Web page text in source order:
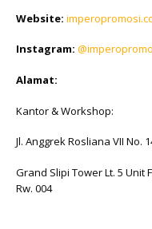
Website:
Instagram:
Alamat:
Kantor & Workshop:
Jl. Anggrek Rosliana VII No.
Grand Slipi Tower Lt. 5 Unit
Rw. 004